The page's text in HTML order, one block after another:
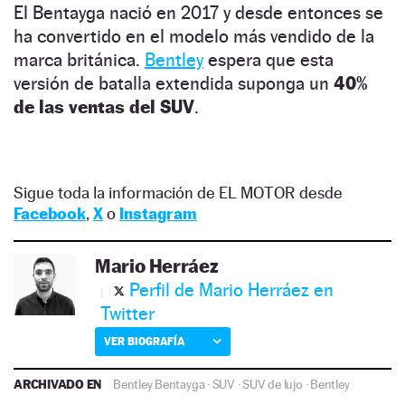
El Bentayga nació en 2017 y desde entonces se
ha convertido en el modelo más vendido de la
marca británica. Bentleyespera que esta
versión de batalla extendida suponga un 40%
de las ventas del SUV.
Sigue toda la información de EL MOTOR desde
Facebook, Xo Instagram
Mario Herráez
Perfil de Mario Herráez en
Twitter
VER BIOGRAFÍA
ARCHIVADO EN Bentley Bentayga·SUV ·SUV de lujo ·Bentley